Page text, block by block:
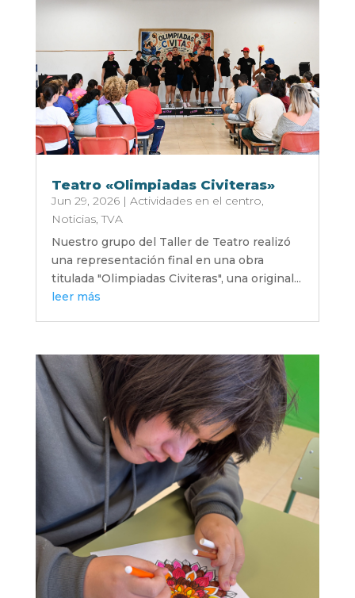
Teatro «Olimpiadas Civiteras»
Jun 29, 2026| Actividades en el centro,
Noticias,TVA
Nuestro grupo del Taller de Teatro realizó
una representación final en una obra
titulada "Olimpiadas Civiteras", una original...
leer más